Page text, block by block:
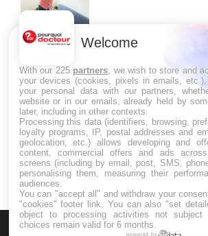
Drépanocytose : une
globules rouges aux
Maladie de Charcot
amyotrophique)
Welcome
With our 225 partners , we wish to store and
your devices (cookies, pixels in emails,
your personal data with our partners,
website or in our emails, already held by
later, including in other contexts.
Processing this data (identifiers, browsing,
loyalty programs, IP, postal addresses and
geolocation, etc.) allows developing and
content, commercial offers and ads
screens (including by email, post, SMS,
personalising them, measuring their
audiences.
You can "accept all" and withdraw your
"cookies" footer link . You can also "set
object to processing activities not subject
choices remain valid for 6 months.
powered by